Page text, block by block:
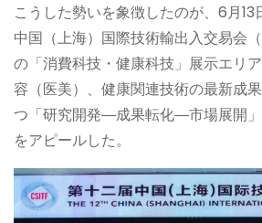
こうした勢いを象徴したのが、6月13
中国（上海）国際技術輸出入交易会
の「消費科技・健康科技」展示エリ
容（医美）、健康関連技術の最新成
つ「研究開発―成果転化―市場展開
をアピールした。